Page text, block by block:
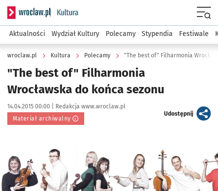
Serwis informacyjny wroclaw.pl podserwis: Kultura
Aktualności Wydział Kultury Polecamy Stypendia Festiwale
wroclaw.pl Kultura Polecamy "The best of" Filharmonia
"The best of" Filharmonia
Wrocławska do końca sezonu
Data publikacji:
14.04.2015 00:00 | Autor:
Redakcja www.wroclaw.pl
Materiał archiwalny
Udostępnijartykuł